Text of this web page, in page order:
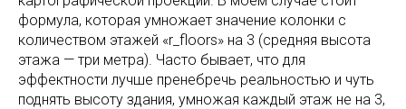
формула, которая умножает значение колонки с
количеством этажей «r_floors» на 3 (средняя высота
этажа — три метра). Часто бывает, что для
эффектности лучше пренебречь реальностью и чуть
поднять высоту здания, умножая каждый этаж не на 3,